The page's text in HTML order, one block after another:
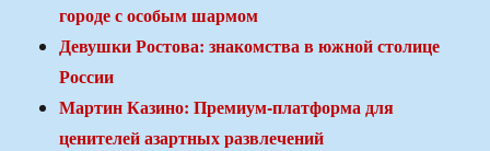
городе с особым шармом
Девушки Ростова: знакомства в южной столице
России
Мартин Казино: Премиум-платформа для
ценителей азартных развлечений